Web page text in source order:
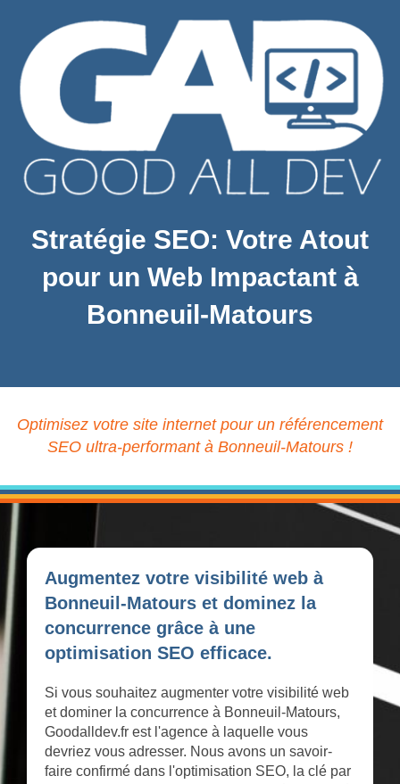
Stratégie SEO: Votre Atout
pour un Web Impactant à
Bonneuil-Matours
Optimisez votre site internet pour un référencement
SEO ultra-performant à Bonneuil-Matours !
Augmentez votre visibilité web à
Bonneuil-Matours et dominez la
concurrence grâce à une
optimisation SEO efficace.
Si vous souhaitez augmenter votre visibilité web
et dominer la concurrence à Bonneuil-Matours,
Goodalldev.fr est l'agence à laquelle vous
devriez vous adresser. Nous avons un savoir-
faire confirmé dans l'optimisation SEO, la clé par